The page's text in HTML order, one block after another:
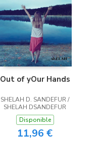
Out of yOur Hands
SHELAH D. SANDEFUR /
SHELAH DSANDEFUR
Disponible
11,96 €